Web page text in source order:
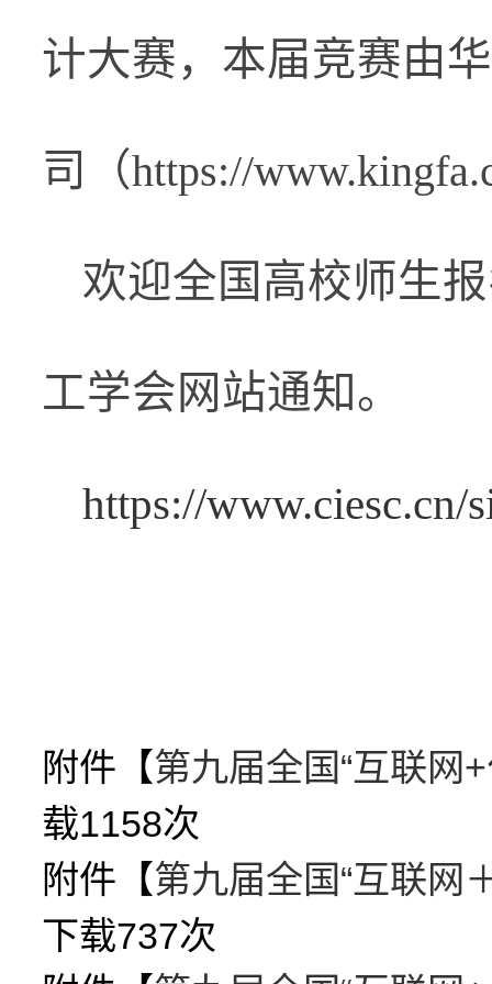
计大赛，本届竞赛由
司（https://
欢迎全国高校师生
工学会网站通知。
https://www.ciesc.cn/
附件【第九届全国“互联网
载1158次
附件【第九届全国“互联网
下载737次